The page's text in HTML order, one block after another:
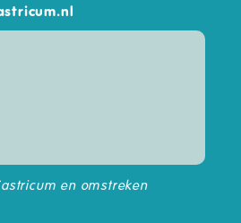
en omstreken